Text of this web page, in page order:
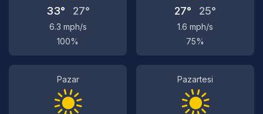
33° 27°
6.3 mph/s
100%
27° 25°
1.6 mph/s
75%
Pazar Pazartesi